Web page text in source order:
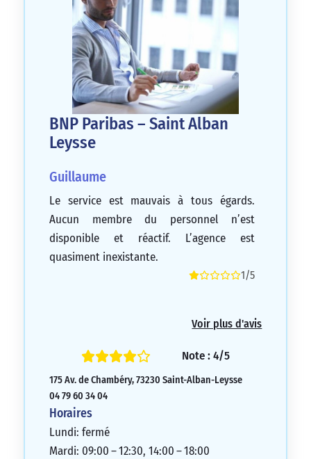
BNP Paribas – Saint Alban
Leysse
Guillaume
Le service est mauvais à tous égards.
Aucun membre du personnel n’est
disponible et réactif. L’agence est
quasiment inexistante.
1/5
Voir plus d'avis
Note : 4/5
175 Av. de Chambéry, 73230 Saint-Alban-Leysse
04 79 60 34 04
Horaires
Lundi: fermé
Mardi: 09:00 – 12:30, 14:00 – 18:00